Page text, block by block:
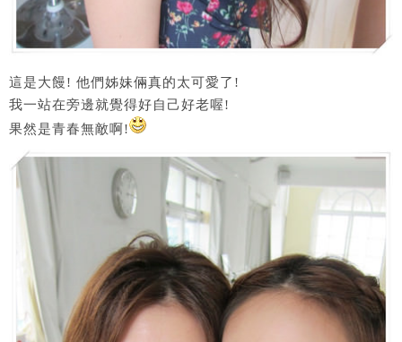
這是大饅! 他們姊妹倆真的太可愛了!
我一站在旁邊就覺得好自己好老喔!
果然是青春無敵啊!